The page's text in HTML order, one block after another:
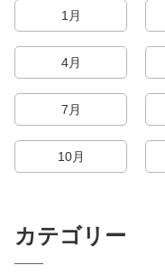
1月
4月
7月
10月
カテゴリー